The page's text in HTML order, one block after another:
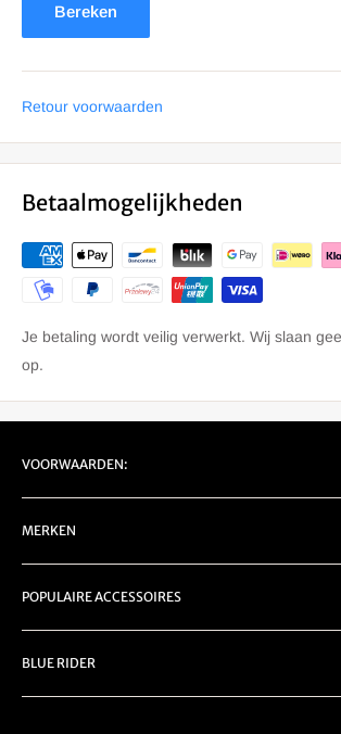
Bereken
Retour voorwaarden
Betaalmogelijkheden
Je betaling wordt veilig verwerkt. Wij slaan
op.
VOORWAARDEN:
EU Retour/ Garantie
Privacy
Verzenden
Servicevoorwaarden
MERKEN
Carpe Iter
Chigee
Denali
DMD
Rubbatech
POPULAIRE ACCESSOIRES
Bescherming
Led knipperlichten
Logo knipperlichten
BLUE RIDER